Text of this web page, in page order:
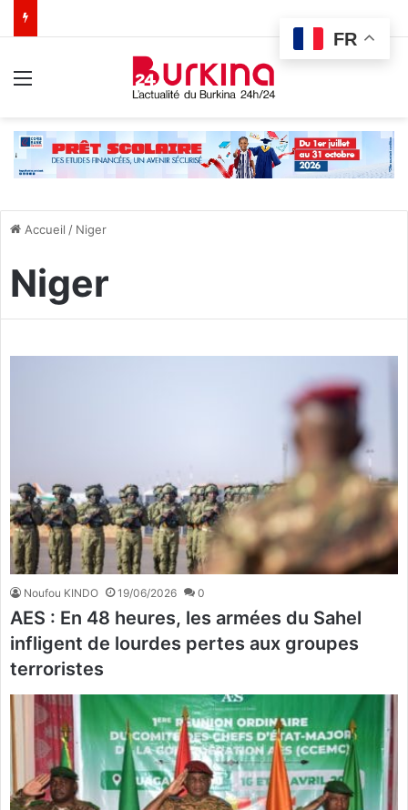
Accueil / Niger
Niger
Noufou KINDO 19/06/2026 0
AES : En 48 heures, les armées du Sahel
infligent de lourdes pertes aux groupes
terroristes
FR